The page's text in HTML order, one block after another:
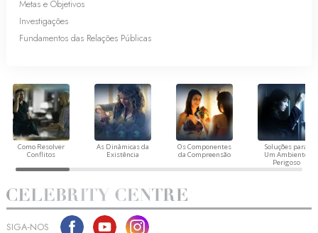
Metas e Objetivos
Investigações
Fundamentos das Relações Públicas
Como Resolver
Conflitos
As Dinâmicas da
Existência
Os Componentes
da Compreensão
Soluções para
Um Ambiente
Perigoso
SIGA‑NOS